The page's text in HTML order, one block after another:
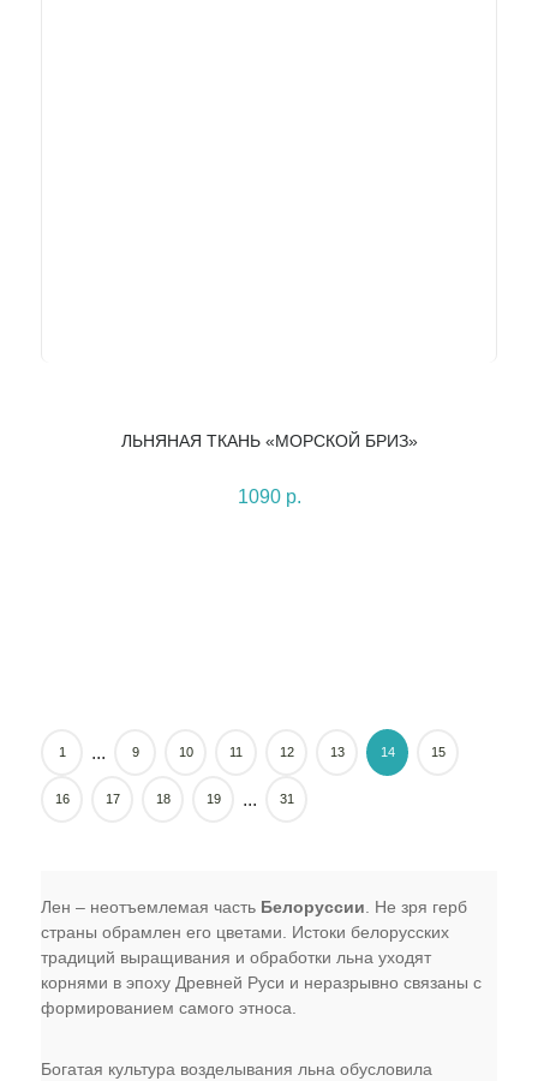
ЛЬНЯНАЯ ТКАНЬ «МОРСКОЙ БРИЗ»
1090 р.
1 ... 9 10 11 12 13 14 15
16 17 18 19 ... 31
Лен – неотъемлемая часть Белоруссии . Не зря герб
страны обрамлен его цветами. Истоки белорусских
традиций выращивания и обработки льна уходят
корнями в эпоху Древней Руси и неразрывно связаны с
формированием самого этноса.
Богатая культура возделывания льна обусловила